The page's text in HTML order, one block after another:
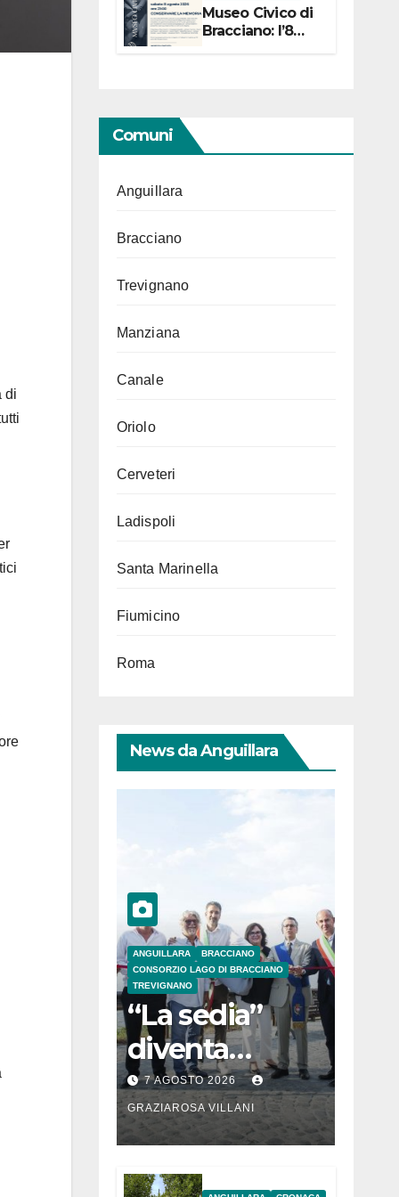
di
Museo Civico di
Bracciano: l’8
Comuni
Anguillara
Bracciano
Trevignano
Manziana
Canale
Oriolo
Cerveteri
Ladispoli
Santa Marinella
Fiumicino
Roma
News da Anguillara
ANGUILLARA
BRACCIANO
CONSORZIO LAGO DI BRACCIANO
TREVIGNANO
“La sedia”
diventa
Belvedere sul
lago di
Bracciano: ieri
l’inaugurazion
7 AGOSTO 2026
GRAZIAROSA VILLANI